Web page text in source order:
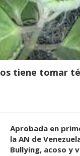
tiene tomar
Aprobada en
la AN de
Bullying, acoso y